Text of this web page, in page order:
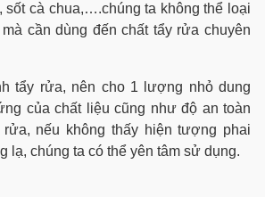
sốt cà chua,….chúng ta không thể loại
cần dùng đến chất tẩy rửa chuyên
tẩy rửa, nên cho 1 lượng nhỏ dung
của chất liệu cũng như độ an toàn
nếu không thấy hiện tượng phai
lạ, chúng ta có thể yên tâm sử dụng.